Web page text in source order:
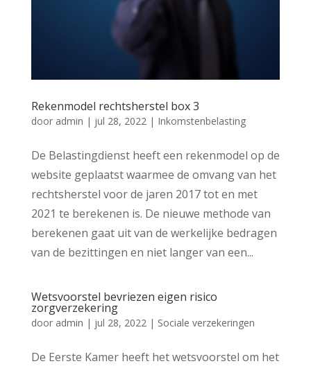
Rekenmodel rechtsherstel box 3
door admin | jul 28, 2022| Inkomstenbelasting
De Belastingdienst heeft een rekenmodel op de
website geplaatst waarmee de omvang van het
rechtsherstel voor de jaren 2017 tot en met
2021 te berekenen is. De nieuwe methode van
berekenen gaat uit van de werkelijke bedragen
van de bezittingen en niet langer van een...
Wetsvoorstel bevriezen eigen risico
zorgverzekering
door admin | jul 28, 2022| Sociale verzekeringen
De Eerste Kamer heeft het wetsvoorstel om het